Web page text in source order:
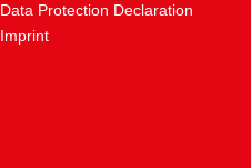
Data Protection Declaration
Imprint